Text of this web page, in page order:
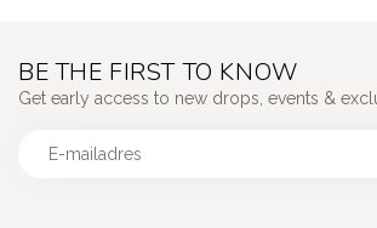
BE THE FIRST TO KNOW
Get early access to new drops, events &